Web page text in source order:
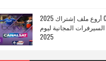
أروع ملف إشتراك 2025 CCCAM.CFG
المجانية ليوم
2025